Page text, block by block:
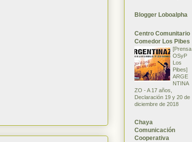
Blogger Loboalpha
Centro Comunitario
Comedor Los Pibes
[Prensa
OSyP
Los
Pibes]
ARGE
NTINA
ZO - A 17 años,
Declaración 19 y 20 de
diciembre de 2018
Chaya
Comunicación
Cooperativa